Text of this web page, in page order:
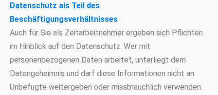
Datenschutz als Teil des
Beschäftigungsverhältnisses
Auch für Sie als Zeitarbeitnehmer ergeben sich Pflichten
im Hinblick auf den Datenschutz. Wer mit
personenbezogenen Daten arbeitet, unterliegt dem
Datengeheimnis und darf diese Informationen nicht an
Unbefugte weitergeben oder missbräuchlich verwenden.